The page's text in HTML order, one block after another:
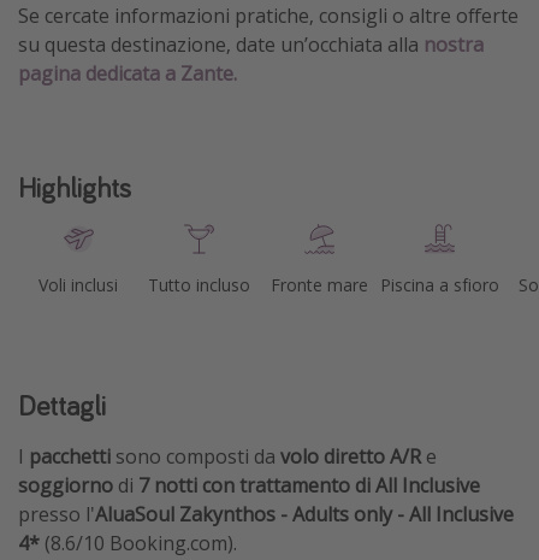
Se cercate informazioni pratiche, consigli o altre offerte
su questa destinazione, date un’occhiata alla nostra
pagina dedicata a Zante.
Highlights
Voli inclusi Tutto incluso Fronte mare Piscina a sfioro
Dettagli
I pacchetti sono composti da volo diretto A/Re
soggiorno di 7 notti con trattamento di All Inclusive
presso l'AluaSoul Zakynthos - Adults only - All Inclusive
4* (8.6/10 Booking.com).